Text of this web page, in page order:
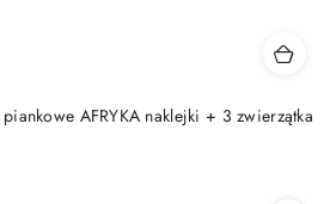
AFRYKA naklejki + 3 zwierzątka